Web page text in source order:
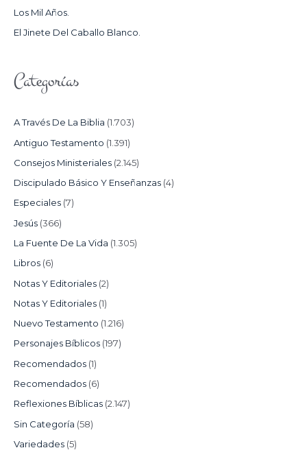
:Los Mil Años.
El Jinete Del Caballo Blanco.
Categorías
A Través De La Biblia (1.703)
Antiguo Testamento (1.391)
Consejos Ministeriales (2.145)
Discipulado Básico Y Enseñanzas (4)
Especiales (7)
Jesús (366)
La Fuente De La Vida (1.305)
Libros (6)
Notas Y Editoriales (2)
Notas Y Editoriales (1)
Nuevo Testamento (1.216)
Personajes Bíblicos (197)
Recomendados (1)
Recomendados (6)
Reflexiones Bíblicas (2.147)
Sin Categoría (58)
Variedades (5)